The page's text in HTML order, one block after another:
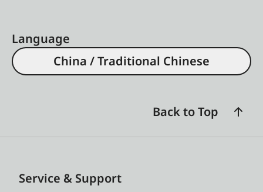
Language
China / Traditional Chinese
Back to Top
Service & Support